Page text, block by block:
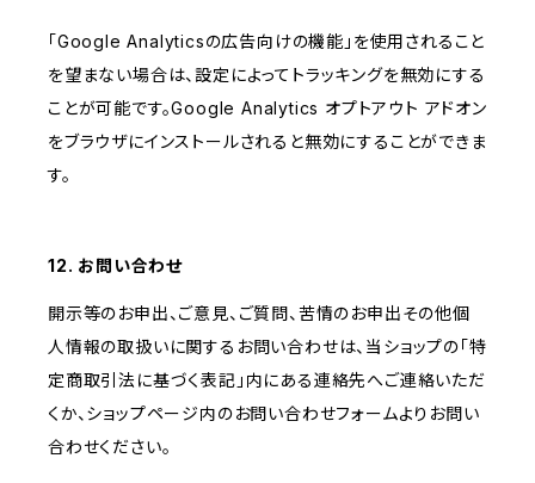
「Google Analyticsの広告向けの機能」を使用されること
を望まない場合は、設定によってトラッキングを無効にする
ことが可能です。Google Analytics オプトアウト アドオン
をブラウザにインストールされると無効にすることができま
す。
12. お問い合わせ
開示等のお申出、ご意見、ご質問、苦情のお申出その他個
人情報の取扱いに関するお問い合わせは、当ショップの「特
定商取引法に基づく表記」内にある連絡先へご連絡いただ
くか、ショップページ内のお問い合わせフォームよりお問い
合わせください。